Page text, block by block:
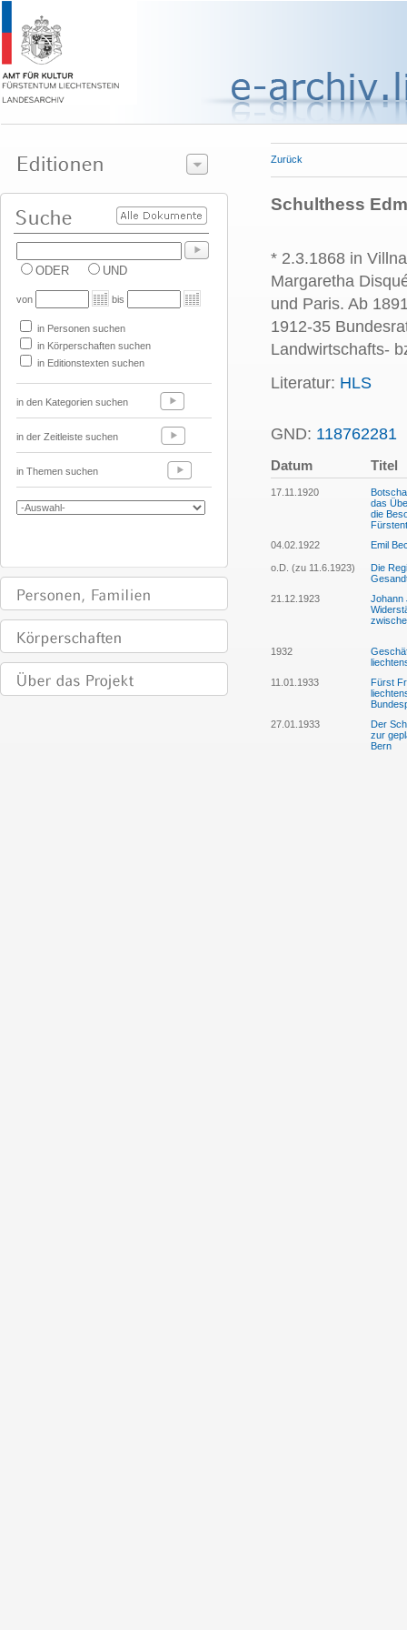
ODER UND
von bis
in Personen suchen
in Körperschaften suchen
in Editionstexten suchen
in den Kategorien suchen
in der Zeitleiste suchen
in Themen suchen
Zurück
Schulthess
* 2.3.1868 in
Margaretha
und Paris. Ab
1912-35
Landwirtschafts-
Literatur: HLS
GND: 118762281
Datum Titel
17.11.1920
das
die
04.02.1922
Emil
o.D. (zu 11.6.1923)
Die
21.12.1923
Johann
1932
11.01.1933
Fürst
27.01.1933
Der
zur
Bern